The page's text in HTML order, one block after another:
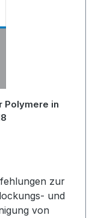
Polymere in
zur
und
von